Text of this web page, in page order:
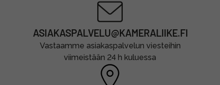
ASIAKASPALVELU@KAMERALIIKE.FI
Vastaamme asiakaspalvelun viesteihin
viimeistään 24 h kuluessa